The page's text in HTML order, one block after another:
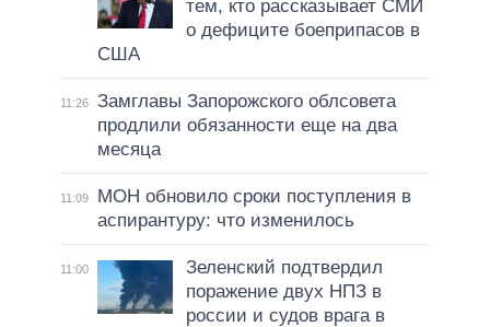
тем, кто рассказывает СМИ
о дефиците боеприпасов в
США
11:26
Замглавы Запорожского облсовета
продлили обязанности еще на два
месяца
11:09
МОН обновило сроки поступления в
аспирантуру: что изменилось
11:00
Зеленский подтвердил
поражение двух НПЗ в
россии и судов врага в